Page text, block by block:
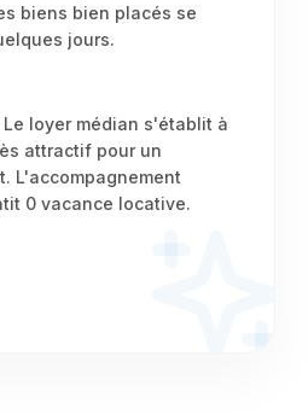
biens bien placés se
jours.
Le loyer médian s'établit à
attractif pour un
L'accompagnement
0 vacance locative.